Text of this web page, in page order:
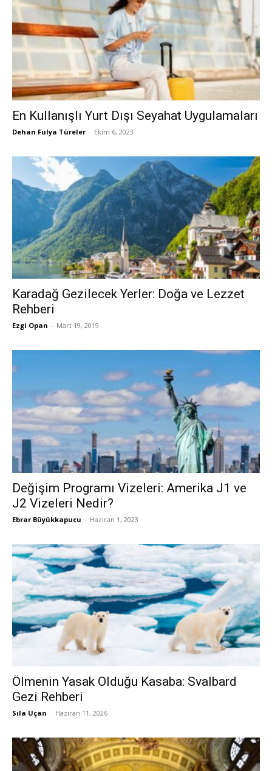
En Kullanışlı Yurt Dışı Seyahat Uygulamaları
Dehan Fulya Türeler - Ekim 6, 2023
Karadağ Gezilecek Yerler: Doğa ve Lezzet
Rehberi
Ezgi Opan - Mart 19, 2019
Değişim Programı Vizeleri: Amerika J1 ve
J2 Vizeleri Nedir?
Ebrar Büyükkapucu - Haziran 1, 2023
Ölmenin Yasak Olduğu Kasaba: Svalbard
Gezi Rehberi
Sıla Uçan - Haziran 11, 2026